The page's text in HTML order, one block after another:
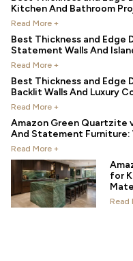
Kitchen And Bathroom
Read More +
Best Thickness and
Statement Walls And
Read More +
Best Thickness and
Backlit Walls And Luxury
Read More +
Amazon Green Quartzite
And Statement Furniture:
Read More +
for
Read